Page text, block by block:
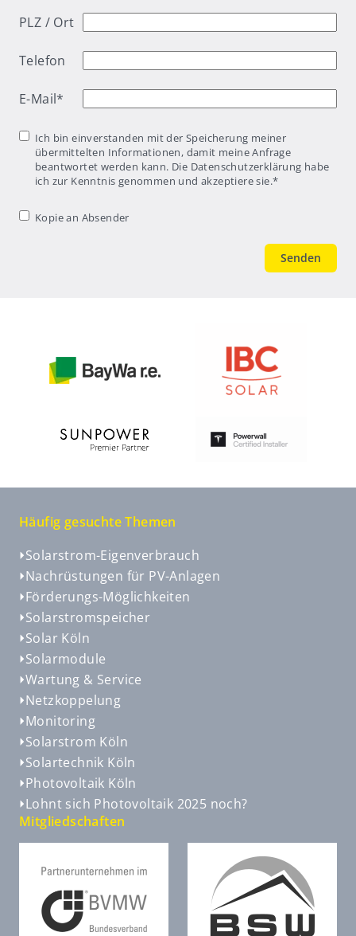
PLZ / Ort
Telefon
E-Mail*
Einwilligung*
Ich bin einverstanden mit der Speicherung meiner
übermittelten Informationen, damit meine Anfrage
beantwortet werden kann. Die Datenschutzerklärung habe
ich zur Kenntnis genommen und akzeptiere sie.*
Kopie an
Kopie an Absender
Häufig gesuchte Themen
Solarstrom-Eigenverbrauch
Nachrüstungen für PV-Anlagen
Förderungs-Möglichkeiten
Solarstromspeicher
Solar Köln
Solarmodule
Wartung & Service
Netzkoppelung
Monitoring
Solarstrom Köln
Solartechnik Köln
Photovoltaik Köln
Lohnt sich Photovoltaik 2025 noch?
Mitgliedschaften